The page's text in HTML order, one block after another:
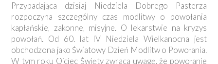
Przypadająca dzisiaj Niedziela Dobrego Pasterza
rozpoczyna szczególny czas modlitwy o powołania
kapłańskie, zakonne, misyjne. O lekarstwie na kryzys
powołań. Od 60. lat IV Niedziela Wielkanocna jest
obchodzona jako Światowy Dzień Modlitw o Powołania.
W tym roku Ojciec Święty zwraca uwagę, że powołanie